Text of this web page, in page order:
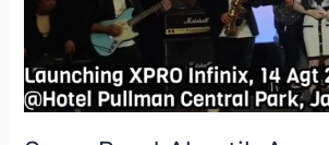
Hotel
Pullman